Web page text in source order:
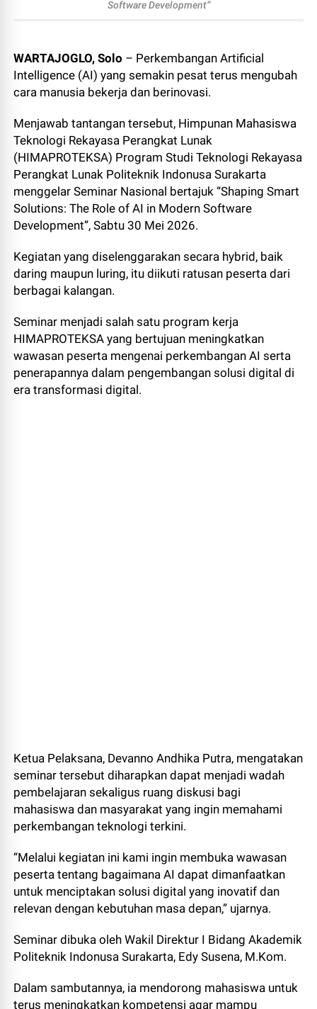
Software Development”
WARTAJOGLO, Solo – Perkembangan Artificial
Intelligence (AI) yang semakin pesat terus mengubah
cara manusia bekerja dan berinovasi.
Menjawab tantangan tersebut, Himpunan Mahasiswa
Teknologi Rekayasa Perangkat Lunak
(HIMAPROTEKSA) Program Studi Teknologi Rekayasa
Perangkat Lunak Politeknik Indonusa Surakarta
menggelar Seminar Nasional bertajuk “Shaping Smart
Solutions: The Role of AI in Modern Software
Development”, Sabtu 30 Mei 2026.
Kegiatan yang diselenggarakan secara hybrid, baik
daring maupun luring, itu diikuti ratusan peserta dari
berbagai kalangan.
Seminar menjadi salah satu program kerja
HIMAPROTEKSA yang bertujuan meningkatkan
wawasan peserta mengenai perkembangan AI serta
penerapannya dalam pengembangan solusi digital di
era transformasi digital.
Ketua Pelaksana, Devanno Andhika Putra, mengatakan
seminar tersebut diharapkan dapat menjadi wadah
pembelajaran sekaligus ruang diskusi bagi
mahasiswa dan masyarakat yang ingin memahami
perkembangan teknologi terkini.
“Melalui kegiatan ini kami ingin membuka wawasan
peserta tentang bagaimana AI dapat dimanfaatkan
untuk menciptakan solusi digital yang inovatif dan
relevan dengan kebutuhan masa depan,” ujarnya.
Seminar dibuka oleh Wakil Direktur I Bidang Akademik
Politeknik Indonusa Surakarta, Edy Susena, M.Kom.
Dalam sambutannya, ia mendorong mahasiswa untuk
terus meningkatkan kompetensi agar mampu